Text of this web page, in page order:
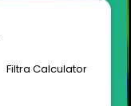
Filtra Calculator